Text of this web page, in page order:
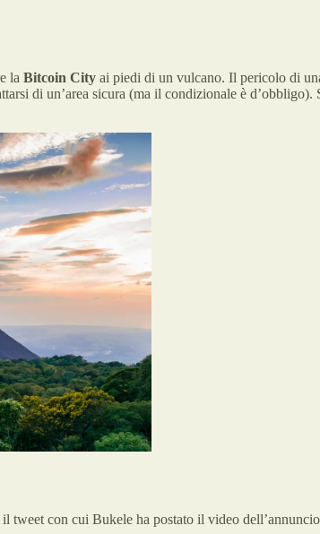
la Bitcoin City ai piedi di un vulcano. Il pericolo di
di un’area sicura (ma il condizionale è
tweet con cui Bukele ha postato il video